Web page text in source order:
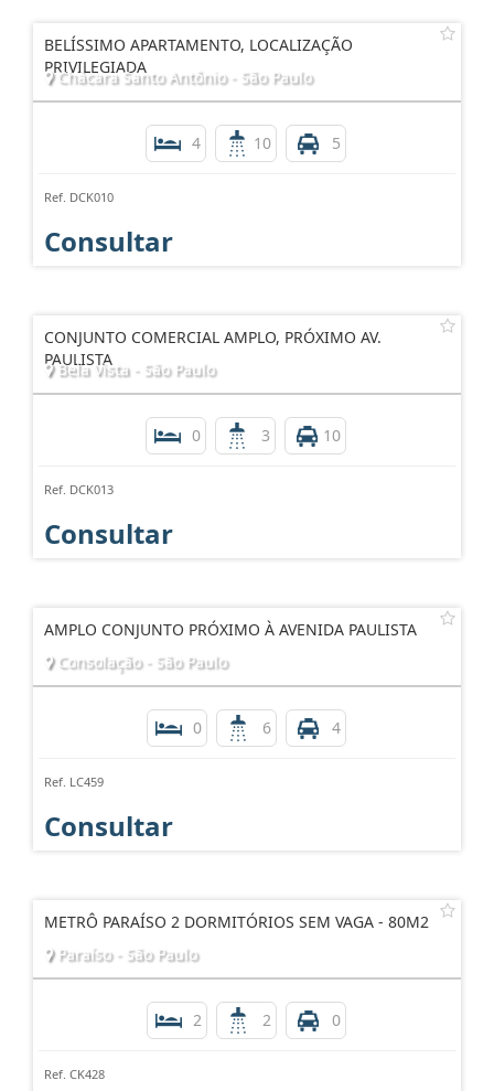
BELÍSSIMO APARTAMENTO, LOCALIZAÇÃO
PRIVILEGIADA
Chácara Santo Antônio - São Paulo
4 10 5
Ref. DCK010
Consultar
CONJUNTO COMERCIAL AMPLO, PRÓXIMO AV.
PAULISTA
Bela Vista - São Paulo
0 3 10
Ref. DCK013
Consultar
AMPLO CONJUNTO PRÓXIMO À AVENIDA PAULISTA
Consolação - São Paulo
0 6 4
Ref. LC459
Consultar
METRÔ PARAÍSO 2 DORMITÓRIOS SEM VAGA - 80M2
Paraíso - São Paulo
2 2 0
Ref. CK428